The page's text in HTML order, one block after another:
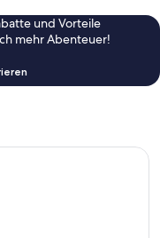
und Vorteile
mehr Abenteuer!